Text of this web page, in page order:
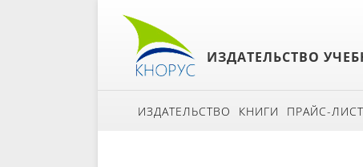
ИЗДАТЕЛЬСТВО
ИЗДАТЕЛЬСТВО КНИГИ ПРАЙС-